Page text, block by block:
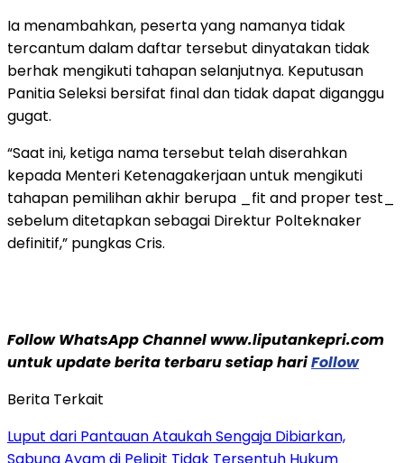
Ia menambahkan, peserta yang namanya tidak
tercantum dalam daftar tersebut dinyatakan tidak
berhak mengikuti tahapan selanjutnya. Keputusan
Panitia Seleksi bersifat final dan tidak dapat diganggu
gugat.
“Saat ini, ketiga nama tersebut telah diserahkan
kepada Menteri Ketenagakerjaan untuk mengikuti
tahapan pemilihan akhir berupa _fit and proper test_
sebelum ditetapkan sebagai Direktur Polteknaker
definitif,” pungkas Cris.
Follow WhatsApp Channel www.liputankepri.com
untuk update berita terbaru setiap hariFollow
Berita Terkait
Luput dari Pantauan Ataukah Sengaja Dibiarkan,
Sabung Ayam di Pelipit Tidak Tersentuh Hukum